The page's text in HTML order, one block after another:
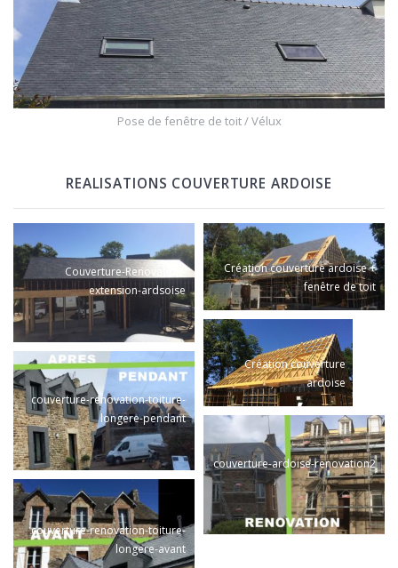
Pose de fenêtre de toit / Vélux
REALISATIONS COUVERTURE ARDOISE
Couverture-Renovation-
extension-ardsoise
Création couverture ardoise +
fenêtre de toit
Création couverture
ardoise
couverture-renovation-toiture-
longere-pendant
couverture-ardoise-renovation2
couverture-renovation-toiture-
longere-avant